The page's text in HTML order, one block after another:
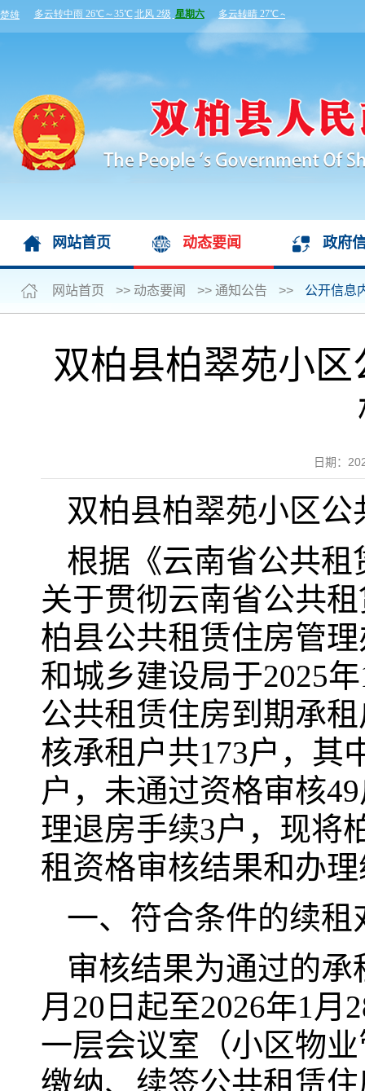
网站首页 动态要闻 政府
网站首页 >> 动态要闻 >> 通知公告 >> 公开信息
双柏县柏翠苑小
日期：
双柏县柏翠苑小区
根据《云南省公共
关于贯彻云南省公共
柏县公共租赁住房管
和城乡建设局于2025
公共租赁住房到期承
核承租户共173户，其
户，未通过资格审核
理退房手续3户，现将
租资格审核结果和办
一、符合条件的续租
审核结果为通过的承
月20日起至2026年1
一层会议室（小区物
缴纳、续签公共租赁